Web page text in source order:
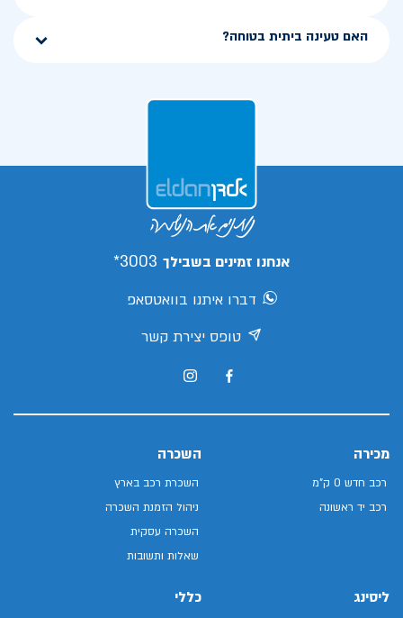
האם טעינה ביתית בטוחה?
אנחנו זמינים בשבילך 3003*
דברו איתנו בוואטסאפ
טופס יצירת קשר
מכירה
רכב חדש 0 ק"מ
רכב יד ראשונה
השכרה
השכרת רכב בארץ
ניהול הזמנת השכרה
השכרה עסקית
שאלות ותשובות
ליסינג כללי